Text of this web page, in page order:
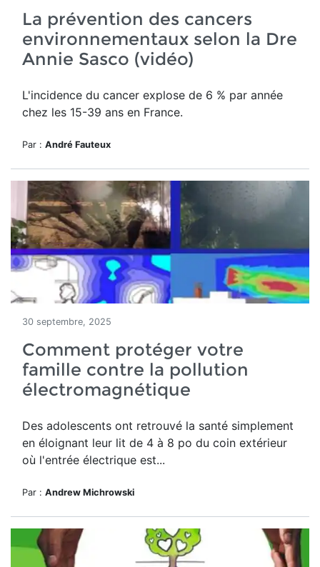
La prévention des cancers
environnementaux selon la Dre
Annie Sasco (vidéo)
L'incidence du cancer explose de 6 % par année
chez les 15-39 ans en France.
Par : André Fauteux
30 septembre, 2025
Comment protéger votre
famille contre la pollution
électromagnétique
Des adolescents ont retrouvé la santé simplement
en éloignant leur lit de 4 à 8 po du coin extérieur
où l'entrée électrique est...
Par : Andrew Michrowski